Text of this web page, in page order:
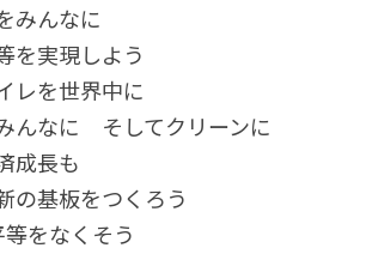
みんなに
を実現しよう
レを世界中に
んなに そしてクリーンに
成長も
の基板をつくろう
等をなくそう